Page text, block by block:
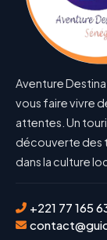
Aventure
vous faire vivre
attentes. Un
découverte des
dans la culture
+221 77 165